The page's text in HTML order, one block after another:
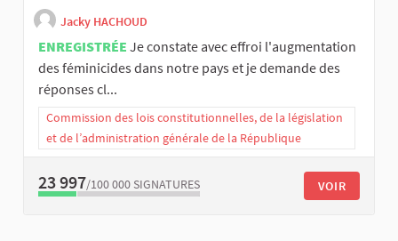
Jacky HACHOUD
ENREGISTRÉE Je constate avec effroi l'augmentation
des féminicides dans notre pays et je demande des
réponses cl...
Commission des lois constitutionnelles, de la législation
et de l’administration générale de la République
23 997/100 000 SIGNATURES VOIR